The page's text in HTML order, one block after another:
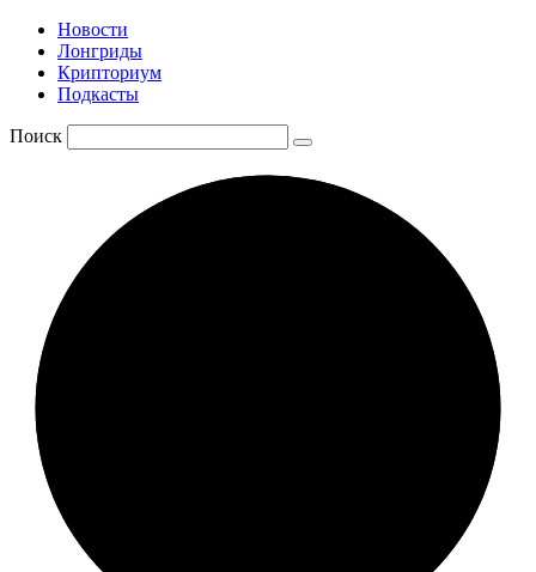
Новости
Лонгриды
Крипториум
Подкасты
Поиск